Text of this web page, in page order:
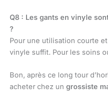
Q8 : Les gants en vinyle
?
Pour une utilisation courte
vinyle suffit. Pour les soins
Bon, après ce long tour
acheter chez un grossiste